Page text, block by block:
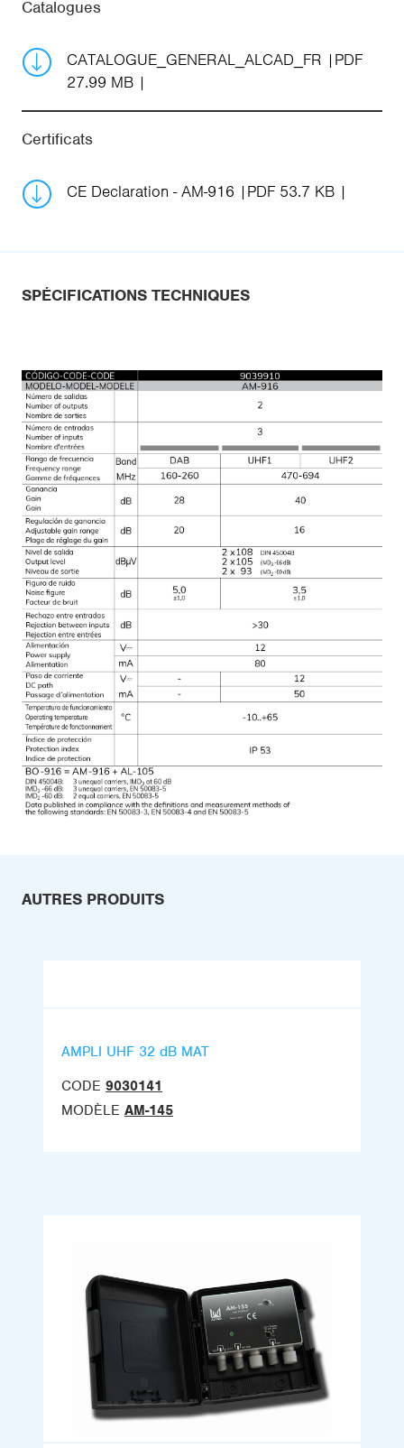
Catalogues
CATALOGUE_GENERAL_ALCAD_FR
PDF
27.99 MB
Certificats
CE Declaration - AM-916 PDF 53.7 KB
SPÉCIFICATIONS TECHNIQUES
AUTRES PRODUITS
AMPLI UHF 32 dB MAT
CODE 9030141
MODÈLE AM-145